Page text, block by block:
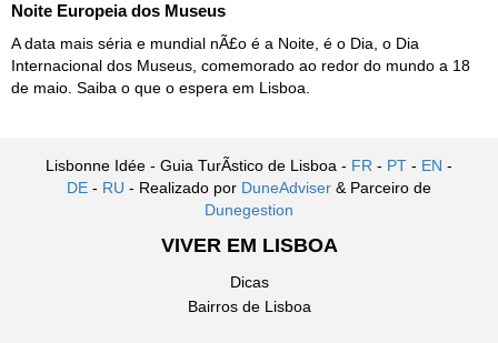
Noite Europeia dos Museus
A data mais séria e mundial nÃ£o é a Noite, é o Dia, o Dia
Internacional dos Museus, comemorado ao redor do mundo a 18
de maio. Saiba o que o espera em Lisboa.
Lisbonne Idée - Guia TurÃ­stico de Lisboa - FR - PT - EN -
DE - RU - Realizado por DuneAdviser & Parceiro de
Dunegestion
VIVER EM LISBOA
Dicas
Bairros de Lisboa